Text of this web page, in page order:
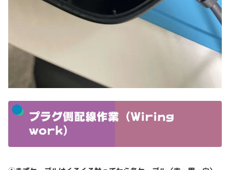
プラグ側配線作業（Wiring
work）